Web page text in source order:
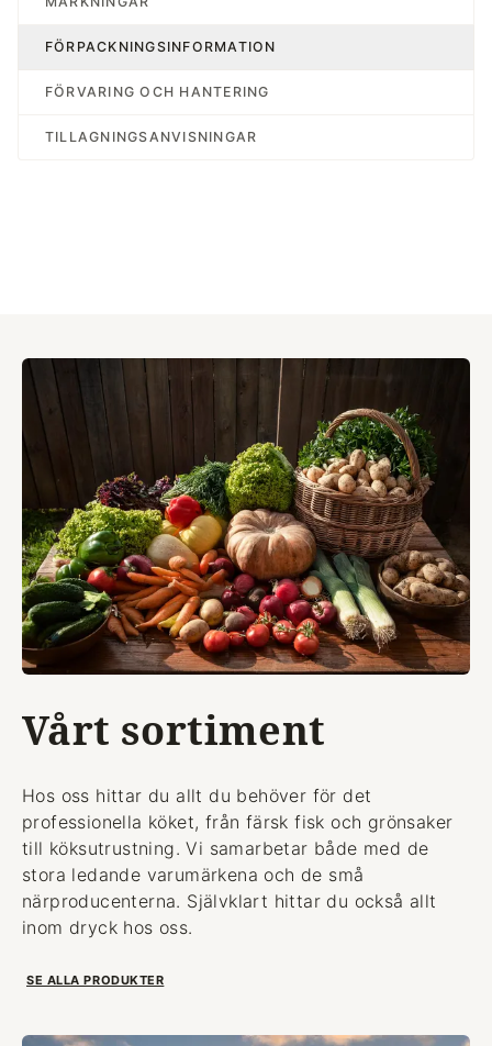
FÖRPACKNINGSINFORMATION
FÖRVARING OCH HANTERING
TILLAGNINGSANVISNINGAR
Vårt sortiment
Hos oss hittar du allt du behöver för det
professionella köket, från färsk fisk och grönsaker
till köksutrustning. Vi samarbetar både med de
stora ledande varumärkena och de små
närproducenterna. Självklart hittar du också allt
inom dryck hos oss.
SE ALLA PRODUKTER